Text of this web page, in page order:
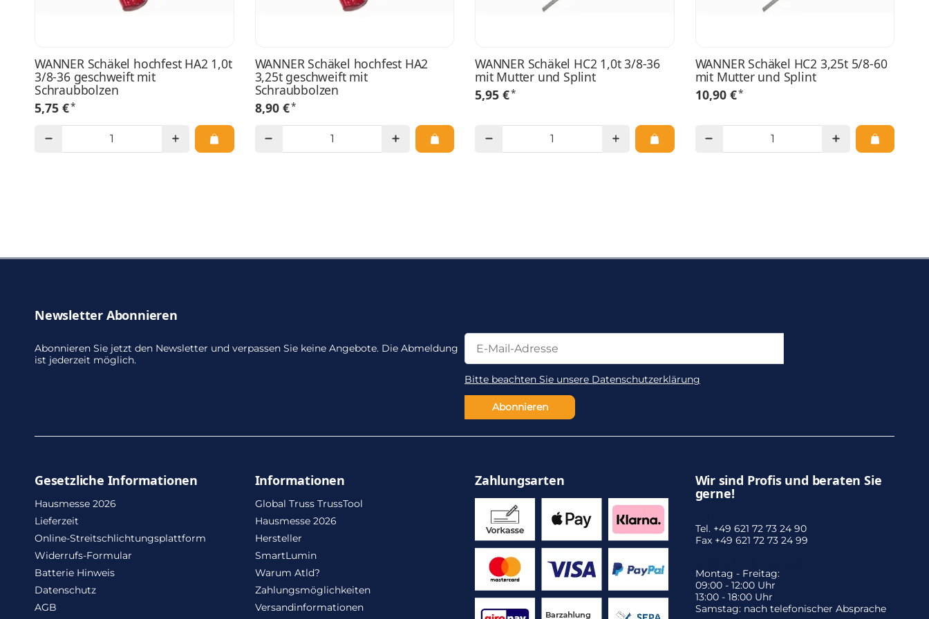
WANNER Schäkel hochfest HA2 1,0t
3/8-36 geschweift mit
Schraubbolzen
5,75 €*
WANNER Schäkel hochfest HA2
3,25t geschweift mit
Schraubbolzen
8,90 €*
WANNER Schäkel HC2 1,0t 3/8-36
mit Mutter und Splint
5,95 €*
WANNER Schäkel HC2 3,25t 5/8-60
mit Mutter und Splint
10,90 €*
Gesetzliche Informationen
Hausmesse 2026
Lieferzeit
Online-Streitschlichtungsplattform
Widerrufs-Formular
Batterie Hinweis
Datenschutz
AGB
Informationen
Global Truss TrussTool
Hausmesse 2026
Hersteller
SmartLumin
Warum Atld?
Zahlungsmöglichkeiten
Versandinformationen
Zahlungsarten Wir sind Profis und beraten Sie
gerne!
Tel. +49 621 72 73 24 90
Fax +49 621 72 73 24 99
Montag - Freitag:
09:00 - 12:00 Uhr
13:00 - 18:00 Uhr
Samstag: nach telefonischer Absprache
Newsletter Abonnieren
Abonnieren Sie jetzt den Newsletter und verpassen Sie keine Angebote. Die Abmeldung
ist jederzeit möglich.
Newsletter Abonnieren
Newsletter Abonnieren
Bitte beachten Sie unsere Datenschutzerklärung
Abonnieren